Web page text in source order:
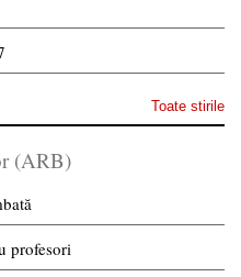
Toate stirile
(ARB)
profesori